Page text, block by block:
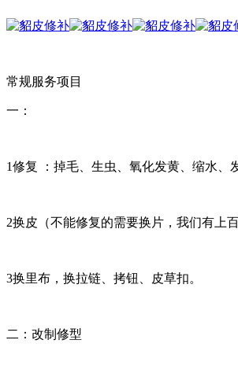
常规服务项目
一：
1修复 ：掉毛、生虫、氧化发黄、缩水、
2换皮（不能修复的需要换片，我们有上
3换里布，换拉链、拷钮、皮草扣。
二：改制修型